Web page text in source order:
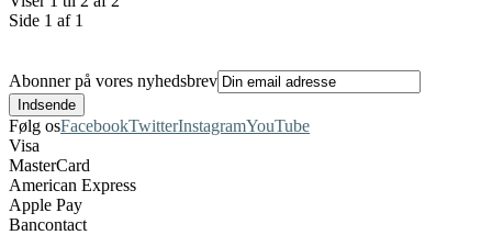
Side 1 af 1
Abonner på vores nyhedsbrev
Følg osFacebookTwitterInstagramYouTube
Visa
MasterCard
American Express
Apple Pay
Bancontact